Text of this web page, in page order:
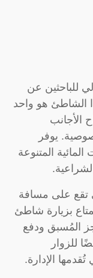
للباحثين عن
الشاطئ هو واحد
الأجانب
يوفر
المتنوعة
تقع على مسافة
بزيارة شاطئ
المُسبق ودفع
للزوار
الإدارة.